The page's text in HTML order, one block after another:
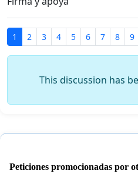
1 2 3 4 5 6 7 8 9
This discussion has
Peticiones promocionadas por